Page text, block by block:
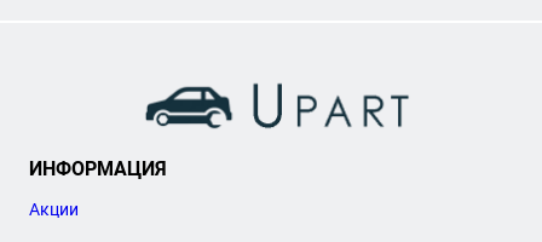
ИНФОРМАЦИЯ
Акции